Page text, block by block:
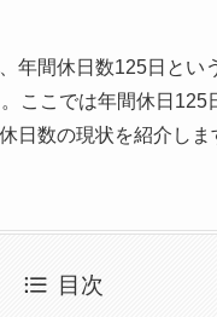
年間休日数125日とい
ここでは年間休日
日数の現状を紹介しま
目次